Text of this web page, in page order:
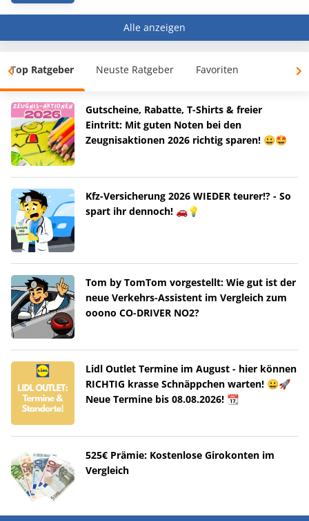
Alle anzeigen
Top Ratgeber Neuste Ratgeber Favoriten
Gutscheine, Rabatte, T-Shirts & freier
Eintritt: Mit guten Noten bei den
Zeugnisaktionen 2026 richtig sparen! 😀🤩
Kfz-Versicherung 2026 WIEDER teurer!? - So
spart ihr dennoch! 🚗💡
Tom by TomTom vorgestellt: Wie gut ist der
neue Verkehrs-Assistent im Vergleich zum
ooono CO-DRIVER NO2?
Lidl Outlet Termine im August - hier können
RICHTIG krasse Schnäppchen warten! 😀🚀
Neue Termine bis 08.08.2026! 📆
525€ Prämie: Kostenlose Girokonten im
Vergleich